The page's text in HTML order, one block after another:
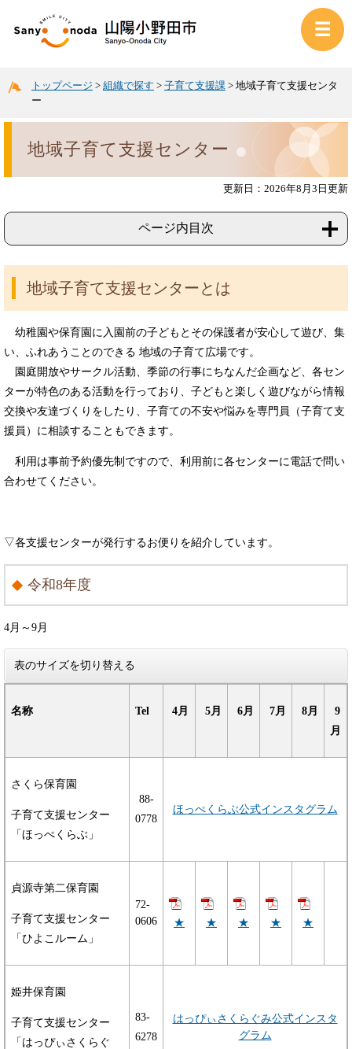
トップページ > 組織で探す > 子育て支援課 > 地域子育て支援センタ
ー
地域子育て支援センター
更新日：2026年8月3日更新
ページ内目次
地域子育て支援センターとは
幼稚園や保育園に入園前の子どもとその保護者が安心して遊び、集
い、ふれあうことのできる 地域の子育て広場です。
園庭開放やサークル活動、季節の行事にちなんだ企画など、各セン
ターが特色のある活動を行っており、子どもと楽しく遊びながら情報
交換や友達づくりをしたり、子育ての不安や悩みを専門員（子育て支
援員）に相談することもできます。
利用は事前予約優先制ですので、利用前に各センターに電話で問い
合わせてください。
▽各支援センターが発行するお便りを紹介しています。
令和8年度
4月～9月
表のサイズを切り替える
名称 Tel 4月 5月 6月 7月 8月
9
月
さくら保育園
子育て支援センター
「ほっぺくらぶ」
88-
0778
ほっぺくらぶ公式インスタグラム
貞源寺第二保育園
子育て支援センター
「ひよこルーム」
​72-
0606
★ ★ ★ ★ ★
姫井保育園
子育て支援センター
「はっぴぃさくらぐ
83-
6278
はっぴぃさくらぐみ公式インスタ
グラム